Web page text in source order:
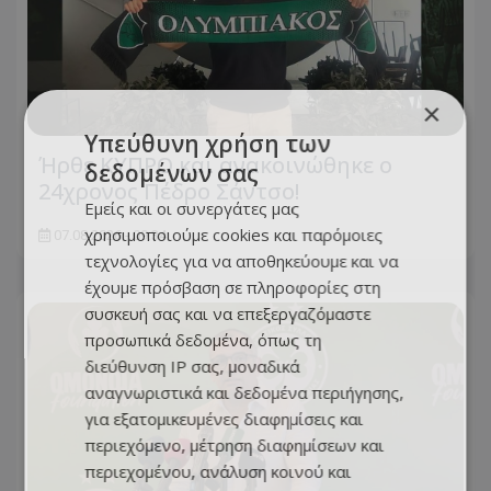
Ήρθε ΚΥΠΡΟ και ανακοινώθηκε ο
24χρονος Πέδρο Σάντσο!
07.08.2026 - 09:34
×
Υπεύθυνη χρήση των
δεδομένων σας
Εμείς και οι συνεργάτες μας
χρησιμοποιούμε cookies και παρόμοιες
τεχνολογίες για να αποθηκεύουμε και να
έχουμε πρόσβαση σε πληροφορίες στη
συσκευή σας και να επεξεργαζόμαστε
προσωπικά δεδομένα, όπως τη
διεύθυνση IP σας, μοναδικά
αναγνωριστικά και δεδομένα περιήγησης,
για εξατομικευμένες διαφημίσεις και
περιεχόμενο, μέτρηση διαφημίσεων και
περιεχομένου, ανάλυση κοινού και